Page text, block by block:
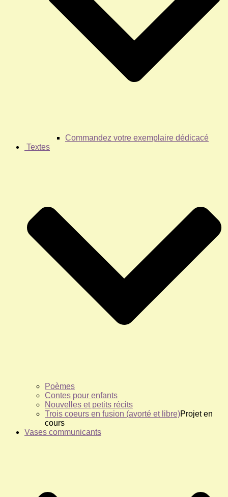
Commandez votre exemplaire dédicacé
Textes
Poèmes
Contes pour enfants
Nouvelles et petits récits
Trois coeurs en fusion (avorté et libre)Projet en
cours
Vases communicants